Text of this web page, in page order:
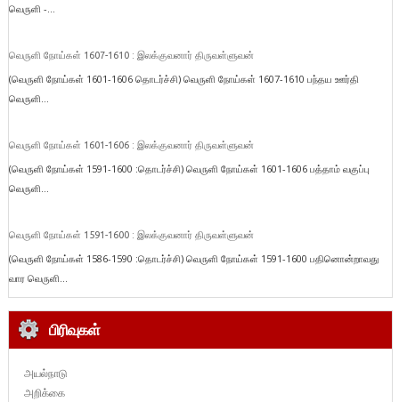
வெருளி -...
வெருளி நோய்கள் 1607-1610 : இலக்குவனார் திருவள்ளுவன்
(வெருளி நோய்கள் 1601-1606 தொடர்ச்சி) வெருளி நோய்கள் 1607-1610 பந்தய ஊர்தி
வெருளி...
வெருளி நோய்கள் 1601-1606 : இலக்குவனார் திருவள்ளுவன்
(வெருளி நோய்கள் 1591-1600 :தொடர்ச்சி) வெருளி நோய்கள் 1601-1606 பத்தாம் வகுப்பு
வெருளி...
வெருளி நோய்கள் 1591-1600 : இலக்குவனார் திருவள்ளுவன்
(வெருளி நோய்கள் 1586-1590 :தொடர்ச்சி) வெருளி நோய்கள் 1591-1600 பதினொன்றாவது
வார வெருளி...
பிரிவுகள்
அயல்நாடு
அறிக்கை